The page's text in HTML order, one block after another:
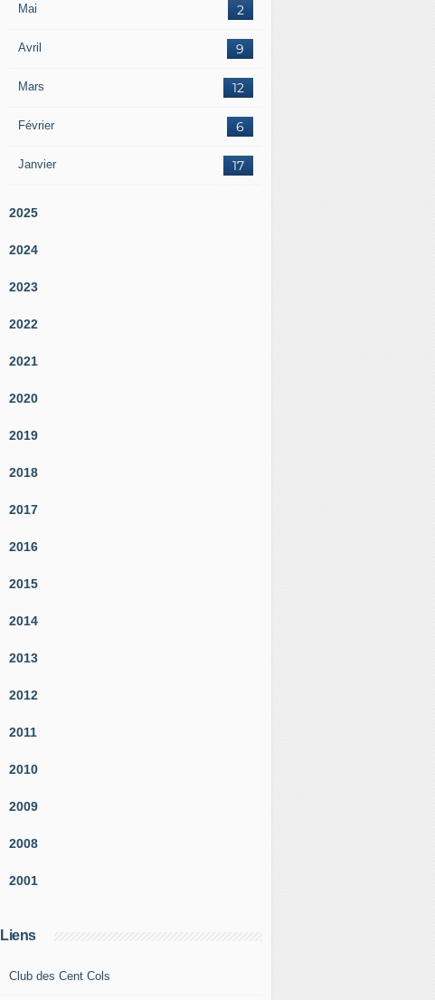
Mai 2
Avril 9
Mars 12
Février 6
Janvier 17
2025
2024
2023
2022
2021
2020
2019
2018
2017
2016
2015
2014
2013
2012
2011
2010
2009
2008
2001
Liens
Club des Cent Cols